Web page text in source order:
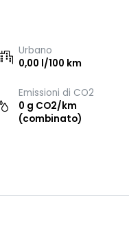
Urbano
0,00 l/100 km
Emissioni di CO2
0 g CO2/km
(combinato)